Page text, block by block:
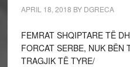
APRIL 18, 2018 BY DGRECA
FEMRAT SHQIPTARE TË
FORCAT SERBE, NUK BËN
TRAGJIK TË TYRE/